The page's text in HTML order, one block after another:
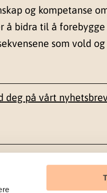
og kompetanse
å bidra til å forebygge
som vold
deg på vårt
Sosiale medier